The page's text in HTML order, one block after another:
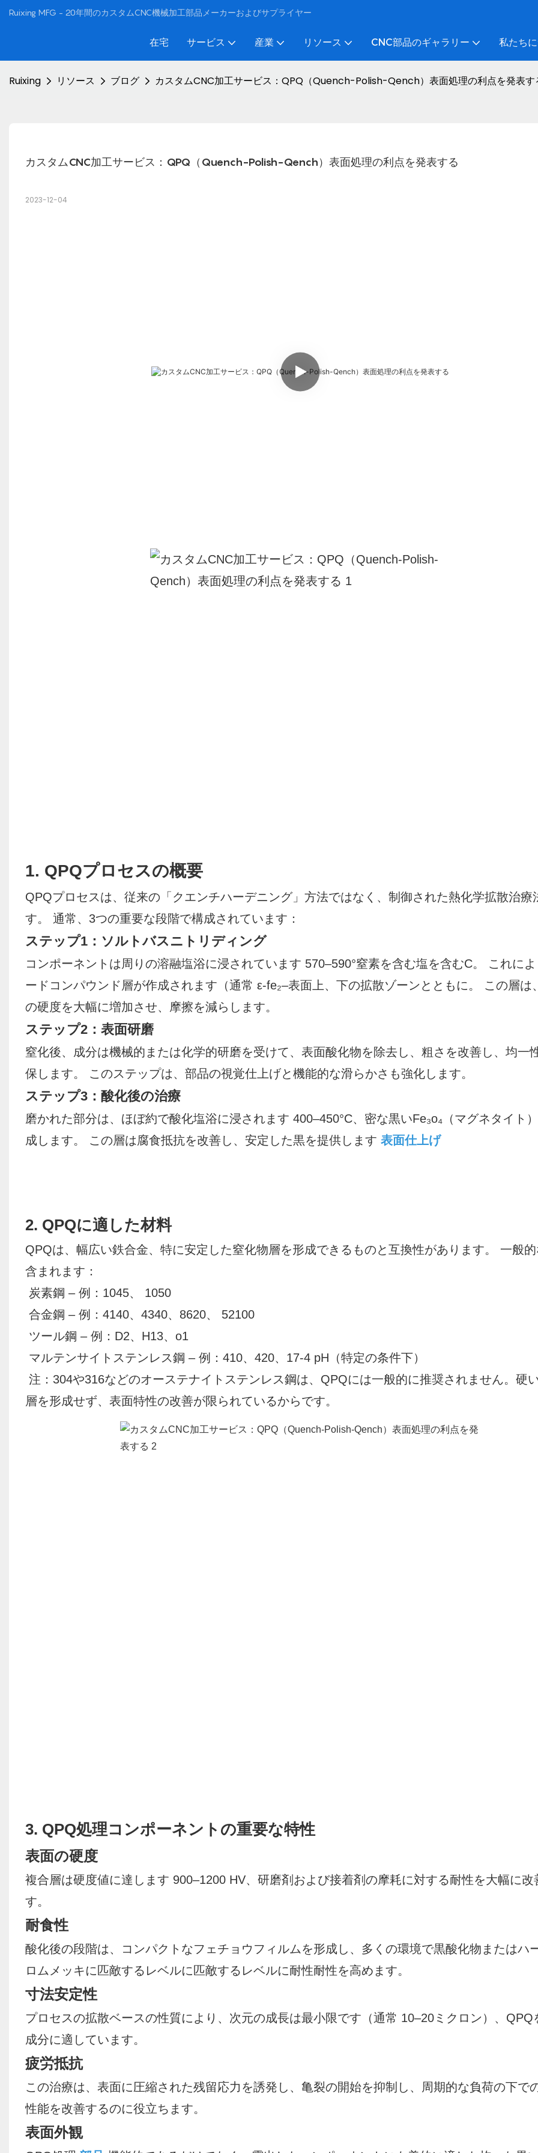
Ruixing MFG - 20年間のカスタムCNC機械加工部品メーカーおよびサプライヤー
在宅 サービス 産業 リソース CNC部品のギャラリー 私たち
Ruixing リソース ブログ カスタムCNC加工サービス：QPQ（Quench-Polish-Qench）表面処理の利点を発表す
カスタムCNC加工サービス：QPQ（Quench-Polish-Qench）表面処理の利点を発表する
2023-12-04
1. QPQプロセスの概要
QPQプロセスは、従来の「クエンチハーデニング」方法ではなく、制御された熱化学拡散治療
す。 通常、3つの重要な段階で構成されています：
ステップ1：ソルトバスニトリディング
コンポーネントは周りの溶融塩浴に浸されています 570–590°窒素を含む塩を含むC。 これに
ードコンパウンド層が作成されます（通常 ε-fe₂–表面上、下の拡散ゾーンとともに。 この層は
の硬度を大幅に増加させ、摩擦を減らします。
ステップ2：表面研磨
窒化後、成分は機械的または化学的研磨を受けて、表面酸化物を除去し、粗さを改善し、均一
保します。 このステップは、部品の視覚仕上げと機能的な滑らかさも強化します。
ステップ3：酸化後の治療
磨かれた部分は、ほぼ約で酸化塩浴に浸されます 400–450°C、密な黒いFe₃o₄（マグネタイト
成します。 この層は腐食抵抗を改善し、安定した黒を提供します 表面仕上げ
2. QPQに適した材料
QPQは、幅広い鉄合金、特に安定した窒化物層を形成できるものと互換性があります。 一般
含まれます：
炭素鋼 – 例：1045、 1050
合金鋼 – 例：4140、4340、8620、 52100
ツール鋼 – 例：D2、H13、o1
マルテンサイトステンレス鋼 – 例：410、420、17-4 pH（特定の条件下）
注：304や316などのオーステナイトステンレス鋼は、QPQには一般的に推奨されません。硬
層を形成せず、表面特性の改善が限られているからです。
3. QPQ処理コンポーネントの重要な特性
表面の硬度
複合層は硬度値に達します 900–1200 HV、研磨剤および接着剤の摩耗に対する耐性を大幅に改
す。
耐食性
酸化後の段階は、コンパクトなフェチョウフィルムを形成し、多くの環境で黒酸化物またはハ
ロムメッキに匹敵するレベルに匹敵するレベルに耐性耐性を高めます。
寸法安定性
プロセスの拡散ベースの性質により、次元の成長は最小限です（通常 10–20ミクロン）、QPQ
成分に適しています。
疲労抵抗
この治療は、表面に圧縮された残留応力を誘発し、亀裂の開始を抑制し、周期的な負荷の下で
性能を改善するのに役立ちます。
表面外観